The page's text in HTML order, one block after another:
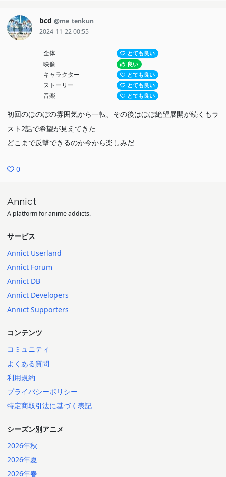
bcd @me_tenkun
2024-11-22 00:55
全体 とても良い
映像 良い
キャラクター とても良い
ストーリー とても良い
音楽 とても良い
初回のほのぼの雰囲気から一転、その後はほぼ絶望展開が続くもラ
スト2話で希望が見えてきた
どこまで反撃できるのか今から楽しみだ
0
Annict
A platform for anime addicts.
サービス
Annict Userland
Annict Forum
Annict DB
Annict Developers
Annict Supporters
コンテンツ
コミュニティ
よくある質問
利用規約
プライバシーポリシー
特定商取引法に基づく表記
シーズン別アニメ
2026年秋
2026年夏
2026年春